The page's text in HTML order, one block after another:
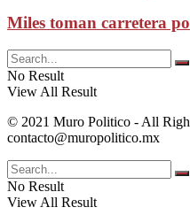
Miles toman carretera
No Result
View All Result
© 2021 Muro Politico - All
contacto@muropolitico.mx
No Result
View All Result